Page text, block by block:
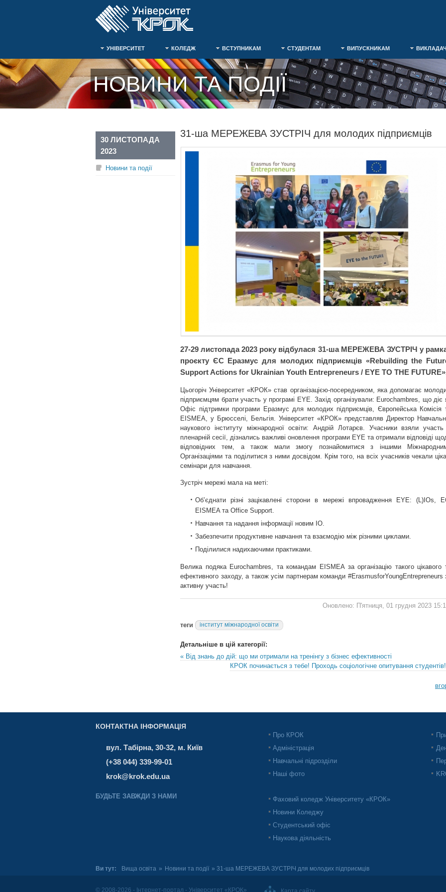
УНІВЕРСИТЕТ КОЛЕДЖ ВСТУПНИКАМ СТУДЕНТАМ ВИПУСКНИКАМ
НОВИНИ ТА ПОДІЇ
31-ша МЕРЕЖЕВА ЗУСТРІЧ для молодих підприємців
30 ЛИСТОПАДА
2023
Новини та події
27-29 листопада 2023 року відбулася 31-ша МЕРЕЖЕВА ЗУСТРІЧ у
проєкту ЄС Еразмус для молодих підприємців «Rebuilding the
Support Actions for Ukrainian Youth Entrepreneurs / EYE TO THE
Цьогоріч Університет «КРОК» став організацією-посередником, яка допомагає
підприємцям брати участь у програмі EYE. Захід організували: Eurochambres, що діє
Офіс підтримки програми Еразмус для молодих підприємців, Європейська Комісія
EISMEA, у Брюсселі, Бельгія. Університет «КРОК» представляв Директор
наукового інституту міжнародної освіти: Андрій Лотарєв. Учасники взяли
пленарній сесії, дізнались важливі оновлення програми EYE та отримали відповіді
відповідних тем, а також мали змогу познайомитися з іншими
Організаціями та поділитися з ними досвідом. Крім того, на всіх учасників чекали
семінари для навчання.
Зустріч мережі мала на меті:
Об’єднати різні зацікавлені сторони в мережі впровадження EYE: (L)IOs,
EISMEA та Office Support.
Навчання та надання інформації новим IO.
Забезпечити продуктивне навчання та взаємодію між різними циклами.
Поділилися надихаючими практиками.
Велика подяка Eurochambres, та командам EISMEA за організацію такого цікавого
ефективного заходу, а також усім партнерам команди #ErasmusforYoungEntrepreneurs
активну участь!
Оновлено: П'ятниця, 01 грудня 2023
теги інститут міжнародної освіти
Детальніше в цій категорії:
« Від знань до дій: що ми отримали на тренінгу з бізнес ефективності
КРОК починається з тебе! Проходь соціологічне опитування
КОНТАКТНА ІНФОРМАЦІЯ
вул. Табірна, 30-32, м. Київ
(+38 044) 339-99-01
krok@krok.edu.ua
БУДЬТЕ ЗАВЖДИ З НАМИ
Про КРОК
Адміністрація
Навчальні підрозділи
Наші фото
Фаховий коледж Університету «КРОК»
Новини Коледжу
Студентський офіс
Наукова діяльність
Ви тут: Вища освіта » Новини та події » 31-ша МЕРЕЖЕВА ЗУСТРІЧ для молодих підприємців
© 2008-2026 - Інтернет-портал - Університет «КРОК»